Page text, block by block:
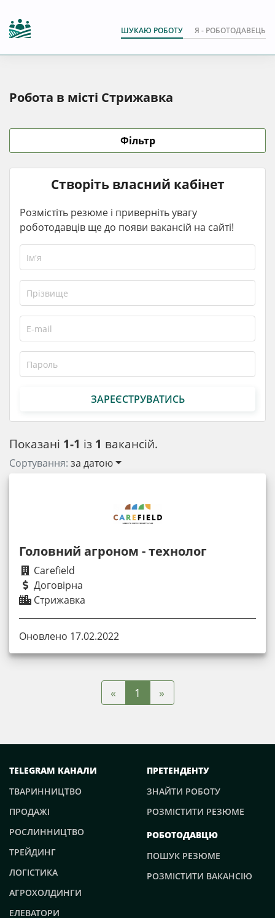
ШУКАЮ РОБОТУ Я - РОБОТОДАВЕЦЬ
Робота в місті Стрижавка
Показані 1-1 із 1 вакансій.
Сортування: за датою
Головний агроном - технолог
Carefield
Договірна
Стрижавка
Оновлено 17.02.2022
« 1 »
Фільтр
Створіть власний кабінет
Розмістіть резюме і приверніть увагу
роботодавців ще до появи вакансій на сайті!
ЗАРЕЄСТРУВАТИСЬ
TELEGRAM КАНАЛИ
ТВАРИННИЦТВО
ПРОДАЖІ
РОСЛИННИЦТВО
ТРЕЙДИНГ
ЛОГІСТИКА
АГРОХОЛДИНГИ
ЕЛЕВАТОРИ
ПРЕТЕНДЕНТУ
ЗНАЙТИ РОБОТУ
РОЗМІСТИТИ РЕЗЮМЕ
РОБОТОДАВЦЮ
ПОШУК РЕЗЮМЕ
РОЗМІСТИТИ ВАКАНСІЮ